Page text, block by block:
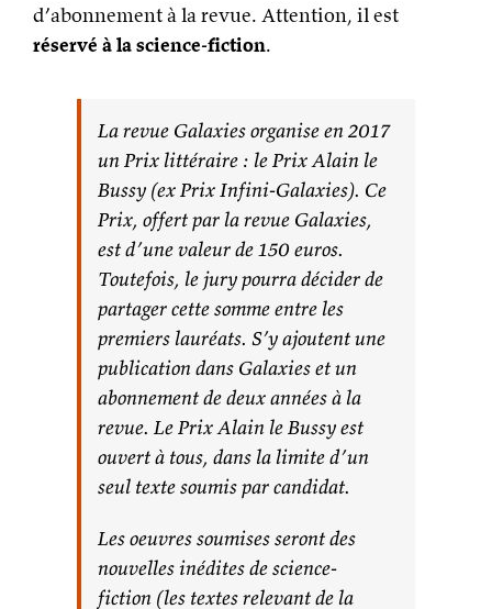
d’abonnement à la revue. Attention, il est
réservé à la science-fiction.
La revue Galaxies organise en 2017
un Prix littéraire : le Prix Alain le
Bussy (ex Prix Infini-Galaxies). Ce
Prix, offert par la revue Galaxies,
est d’une valeur de 150 euros.
Toutefois, le jury pourra décider de
partager cette somme entre les
premiers lauréats. S’y ajoutent une
publication dans Galaxies et un
abonnement de deux années à la
revue. Le Prix Alain le Bussy est
ouvert à tous, dans la limite d’un
seul texte soumis par candidat.
Les oeuvres soumises seront des
nouvelles inédites de science-
fiction (les textes relevant de la